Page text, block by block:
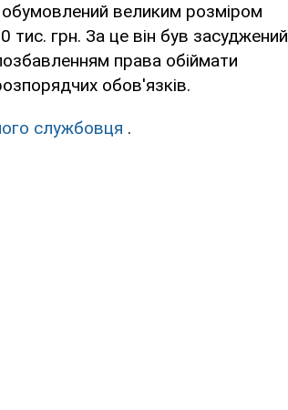
великим розміром
грн. За це він був засуджений
права обіймати
обов'язків.
службовця .